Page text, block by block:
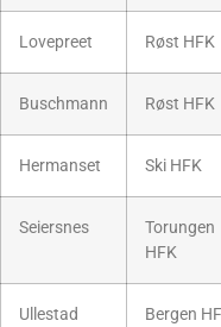
Lovepreet Røst HFK
Buschmann Røst HFK
Hermanset Ski HFK
Seiersnes
Torungen
HFK
Ullestad Bergen